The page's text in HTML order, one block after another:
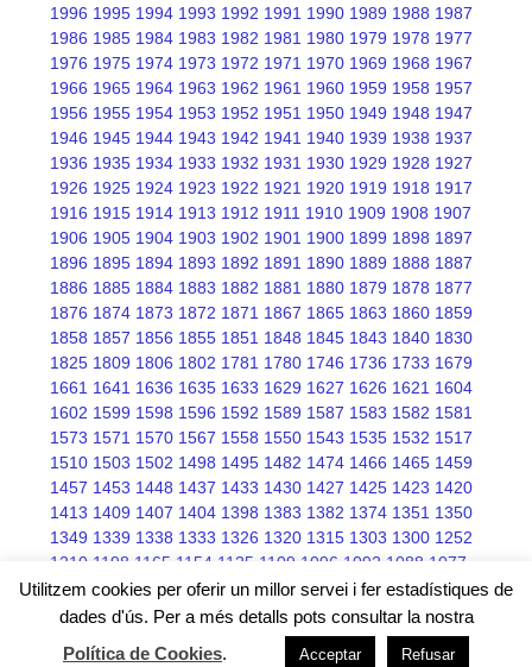
1996 1995 1994 1993 1992 1991 1990 1989 1988 1987
1986 1985 1984 1983 1982 1981 1980 1979 1978 1977
1976 1975 1974 1973 1972 1971 1970 1969 1968 1967
1966 1965 1964 1963 1962 1961 1960 1959 1958 1957
1956 1955 1954 1953 1952 1951 1950 1949 1948 1947
1946 1945 1944 1943 1942 1941 1940 1939 1938 1937
1936 1935 1934 1933 1932 1931 1930 1929 1928 1927
1926 1925 1924 1923 1922 1921 1920 1919 1918 1917
1916 1915 1914 1913 1912 1911 1910 1909 1908 1907
1906 1905 1904 1903 1902 1901 1900 1899 1898 1897
1896 1895 1894 1893 1892 1891 1890 1889 1888 1887
1886 1885 1884 1883 1882 1881 1880 1879 1878 1877
1876 1874 1873 1872 1871 1867 1865 1863 1860 1859
1858 1857 1856 1855 1851 1848 1845 1843 1840 1830
1825 1809 1806 1802 1781 1780 1746 1736 1733 1679
1661 1641 1636 1635 1633 1629 1627 1626 1621 1604
1602 1599 1598 1596 1592 1589 1587 1583 1582 1581
1573 1571 1570 1567 1558 1550 1543 1535 1532 1517
1510 1503 1502 1498 1495 1482 1474 1466 1465 1459
1457 1453 1448 1437 1433 1430 1427 1425 1423 1420
1413 1409 1407 1404 1398 1383 1382 1374 1351 1350
1349 1339 1338 1333 1326 1320 1315 1303 1300 1252
1210 1198 1165 1154 1125 1109 1096 1092 1088 1077
1076 1075 1068 1066 1045
Free wordpress themes
Utilitzem cookies per oferir un millor servei i fer estadístiques de
dades d'ús. Per a més detalls pots consultar la nostra
Política de Cookies. Acceptar Refusar